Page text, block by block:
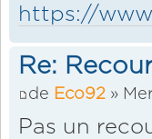
https://
Re:
de Eco92 »
Pas un